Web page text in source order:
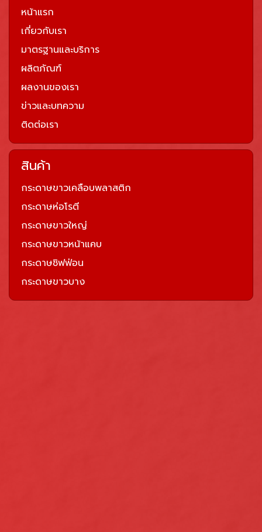
หน้าแรก
เกี่ยวกับเรา
มาตรฐานและบริการ
ผลิตภัณฑ์
ผลงานของเรา
ข่าวและบทความ
ติดต่อเรา
สินค้า
กระดาษขาวเคลือบพลาสติก
กระดาษห่อโรตี
กระดาษขาวใหญ่
กระดาษขาวหน้าแคบ
กระดาษชิฟฟ่อน
กระดาษขาวบาง